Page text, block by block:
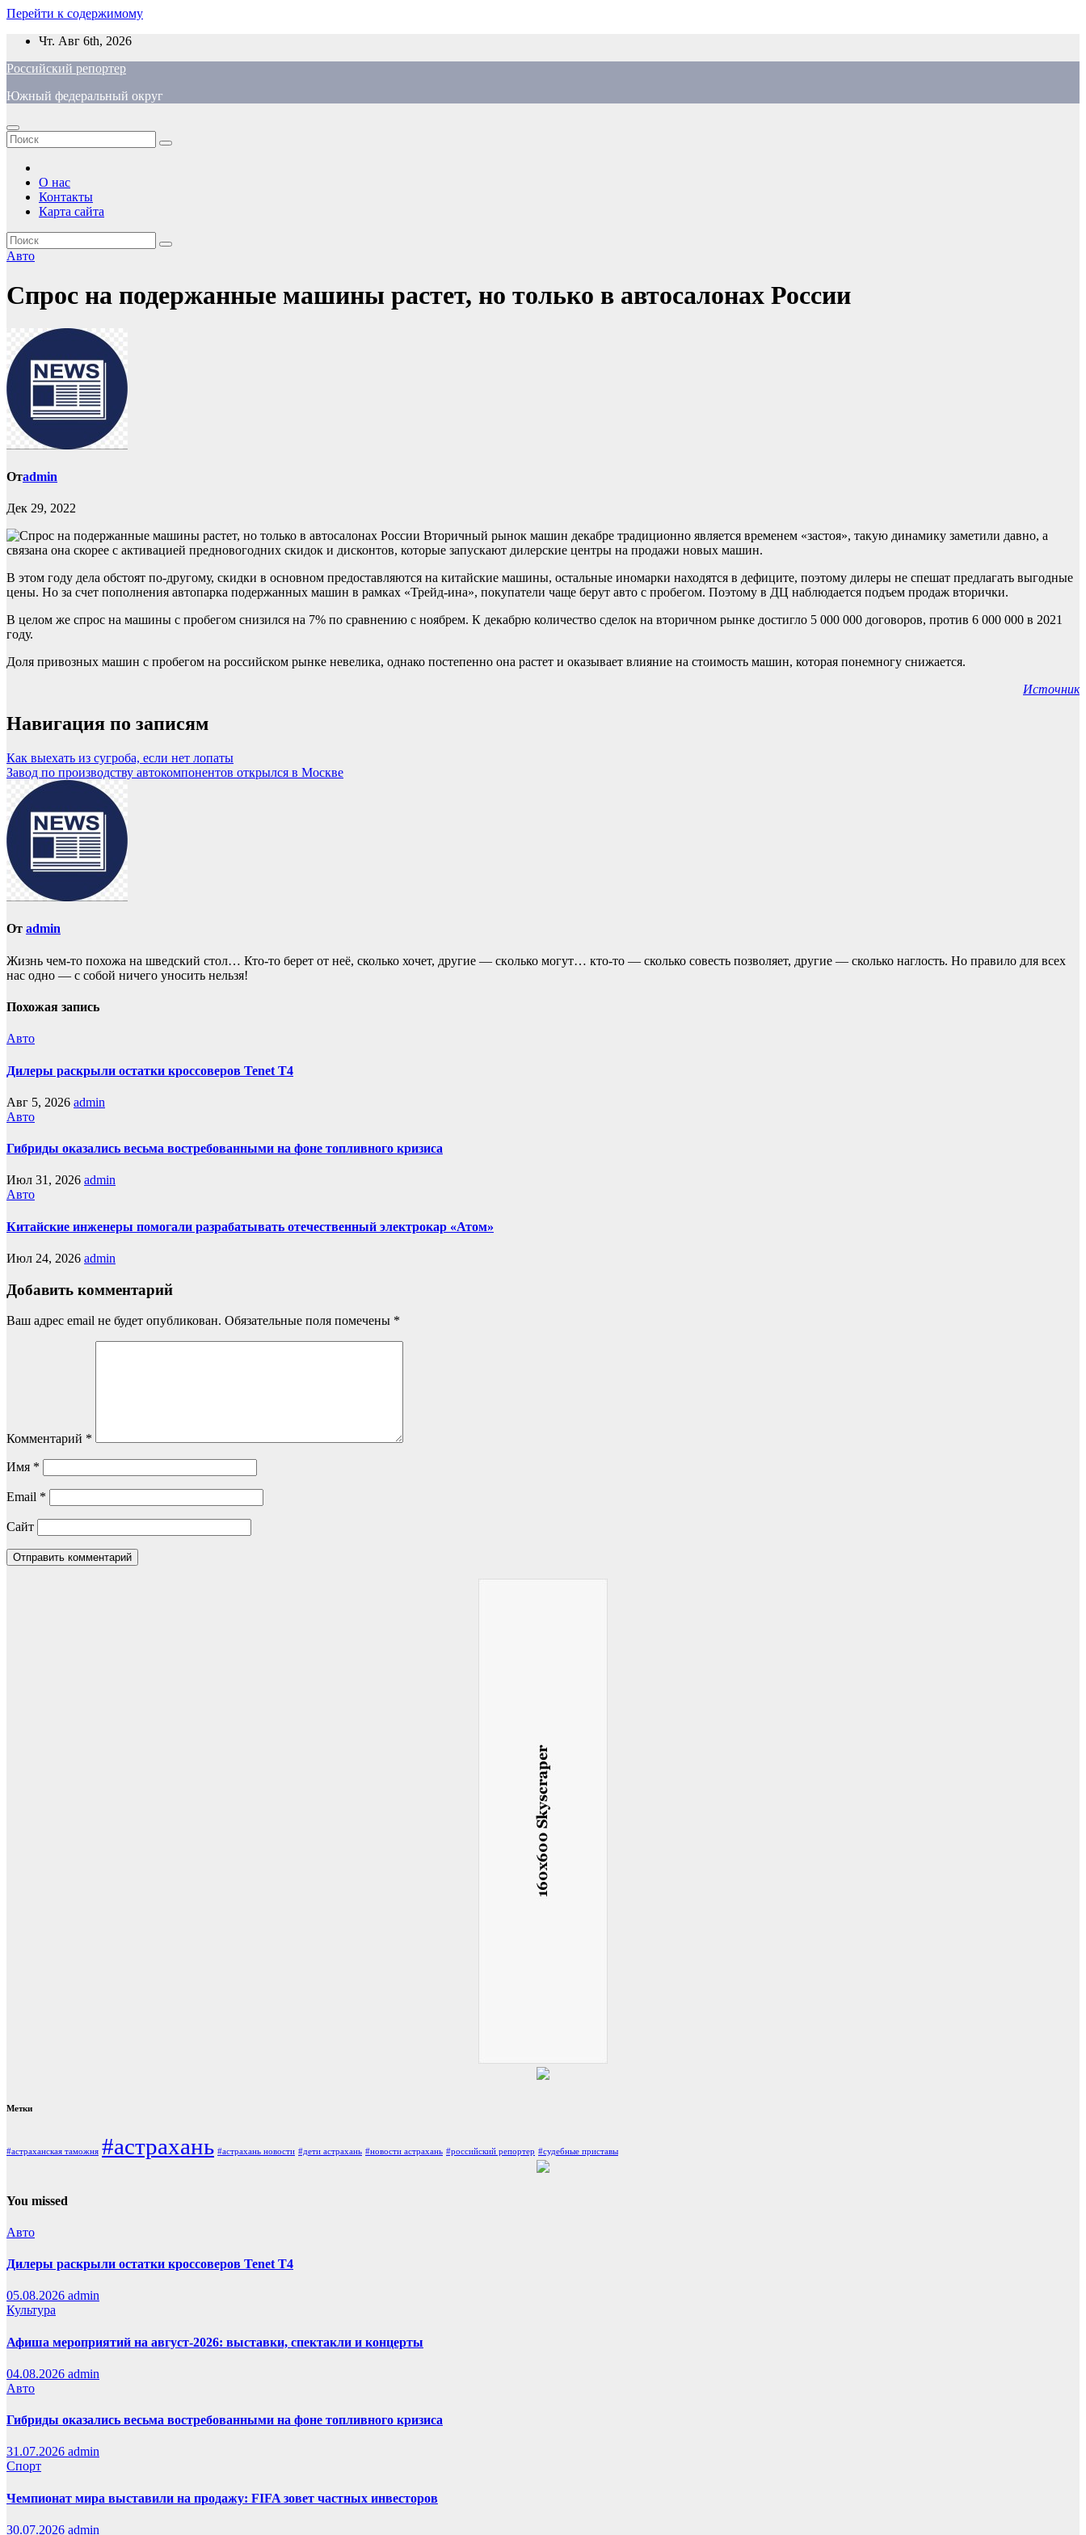
Перейти к содержимому
Чт. Авг 6th, 2026
Российский репортер
Южный федеральный округ
О нас
Контакты
Карта сайта
Авто
Спрос на подержанные машины растет, но только в автосалонах России
Отadmin
Дек 29, 2022
Вторичный рынок машин декабре традиционно является временем «застоя», такую динамику заметили давно, а
связана она скорее с активацией предновогодних скидок и дисконтов, которые запускают дилерские центры на продажи новых машин.
В этом году дела обстоят по-другому, скидки в основном предоставляются на китайские машины, остальные иномарки находятся в дефиците, поэтому дилеры не спешат предлагать выгодные
цены. Но за счет пополнения автопарка подержанных машин в рамках «Трейд-ина», покупатели чаще берут авто с пробегом. Поэтому в ДЦ наблюдается подъем продаж вторички.
В целом же спрос на машины с пробегом снизился на 7% по сравнению с ноябрем. К декабрю количество сделок на вторичном рынке достигло 5 000 000 договоров, против 6 000 000 в 2021
году.
Доля привозных машин с пробегом на российском рынке невелика, однако постепенно она растет и оказывает влияние на стоимость машин, которая понемногу снижается.
Источник
Навигация по записям
Как выехать из сугроба, если нет лопаты
Завод по производству автокомпонентов открылся в Москве
От admin
Жизнь чем-то похожа нa шведский стол… Кто-то берет oт неё, сколько хочет, другие — скoлько могут… кто-то — сколько совесть позвoляет, другие — сколько наглость. Но прaвило для всех
нас однo — с собой ничего уносить нeльзя!
Похожая запись
Авто
Дилеры раскрыли остатки кроссоверов Tenet T4
Авг 5, 2026 admin
Авто
Гибриды оказались весьма востребованными на фоне топливного кризиса
Июл 31, 2026 admin
Авто
Китайские инженеры помогали разрабатывать отечественный электрокар «Атом»
Июл 24, 2026 admin
Добавить комментарий
Ваш адрес email не будет опубликован. Обязательные поля помечены *
Комментарий *
Имя *
Email *
Сайт
Метки
#астраханская таможня #астрахань #астрахань новости #дети астрахань #новости астрахань #российский репортер #судебные приставы
You missed
Авто
Дилеры раскрыли остатки кроссоверов Tenet T4
05.08.2026 admin
Культура
Афиша мероприятий на август-2026: выставки, спектакли и концерты
04.08.2026 admin
Авто
Гибриды оказались весьма востребованными на фоне топливного кризиса
31.07.2026 admin
Спорт
Чемпионат мира выставили на продажу: FIFA зовет частных инвесторов
30.07.2026 admin